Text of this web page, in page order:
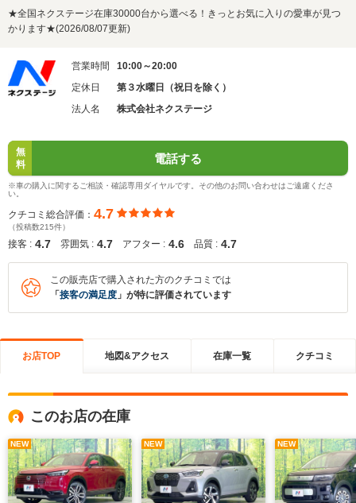
★全国ネクステージ在庫30000台から選べる！きっとお気に入りの愛車が見つ
かります★(2026/08/07更新)
営業時間
10:00～20:00
定休日
第３水曜日（祝日を除く）
法人名
株式会社ネクステージ
無
料
電話する
※車の購入に関するご相談・確認専用ダイヤルです。その他のお問い合わせはご遠慮くださ
い。
クチコミ総合評価： 4.7
（投稿数215件）
接客 : 4.7 雰囲気 : 4.7 アフター : 4.6 品質 : 4.7
この販売店で購入された方のクチコミでは
「 接客の満足度 」が特に評価されています
お店TOP 地図&アクセス 在庫一覧 クチコミ
このお店の在庫
NEW NEW NEW